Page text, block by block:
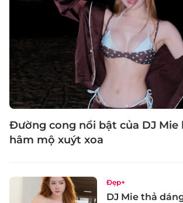
Đường cong nổi bật của DJ Mie
hâm mộ xuýt xoa
Đẹp+
DJ Mie thả